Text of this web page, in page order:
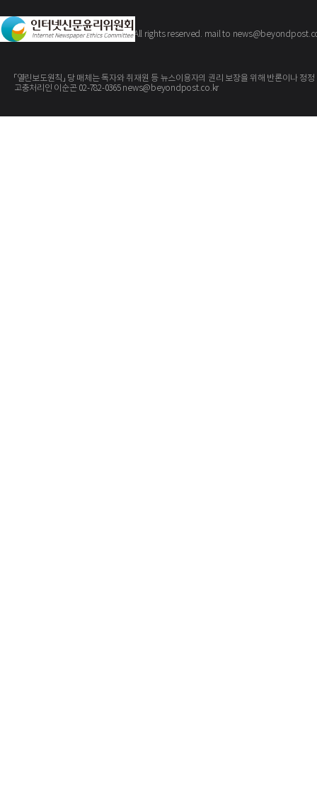
Copyright ©The BeyondPost. All rights reserved. mail to
「열린보도원칙」 당 매체는 독자와 취재원 등 뉴스이용자의 권리 보장을 위해 반론이나
고충처리인 이순곤 02-782-0365 news@beyondpost.co.kr